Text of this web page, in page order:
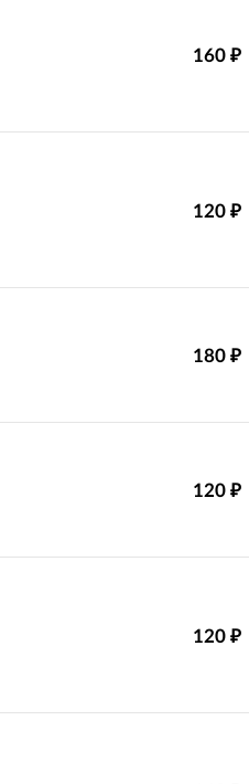
160 ₽
120 ₽
180 ₽
120 ₽
120 ₽